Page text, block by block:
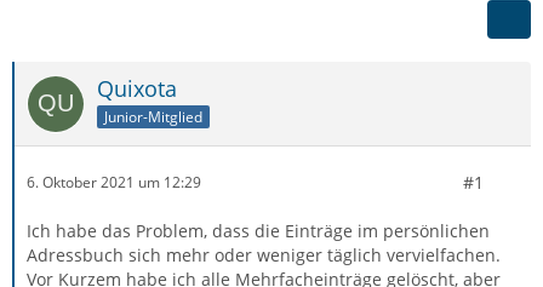
Quixota
Junior-Mitglied
6. Oktober 2021 um 12:29 #1
Ich habe das Problem, dass die Einträge im persönlichen
Adressbuch sich mehr oder weniger täglich vervielfachen.
Vor Kurzem habe ich alle Mehrfacheinträge gelöscht, aber